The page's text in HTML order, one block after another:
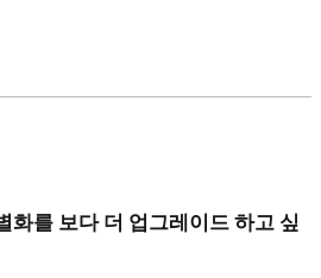
화를 보다 더 업그레이드 하고 싶